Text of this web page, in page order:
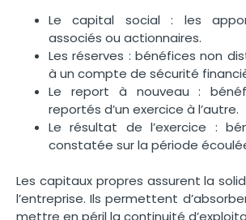
Le capital social : les
associés ou actionnaires.
Les réserves : bénéfices non
à un compte de sécurité
Le report à nouveau :
reportés d’un exercice à l’autre.
Le résultat de l’exercice :
constatée sur la période
Les capitaux propres assurent la
l’entreprise. Ils permettent
mettre en péril la continuité